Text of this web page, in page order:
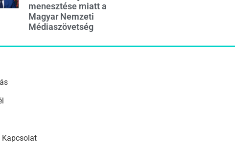
menesztése miatt a
Magyar Nemzeti
Médiaszövetség
Kapcsolat